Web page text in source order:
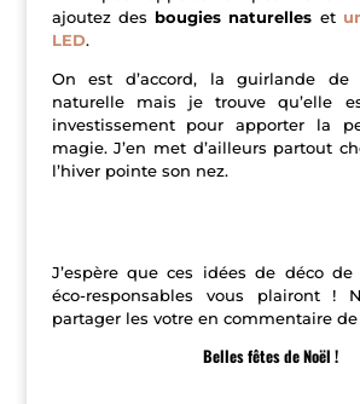
ajoutez des bougies naturelles et
LED.
On est d’accord, la guirlande de
naturelle mais je trouve qu’elle
investissement pour apporter la
magie. J’en met d’ailleurs partout
l’hiver pointe son nez.
J’espère que ces idées de déco
éco-responsables vous plairont !
partager les votre en commentaire
Belles fêtes de Noël !